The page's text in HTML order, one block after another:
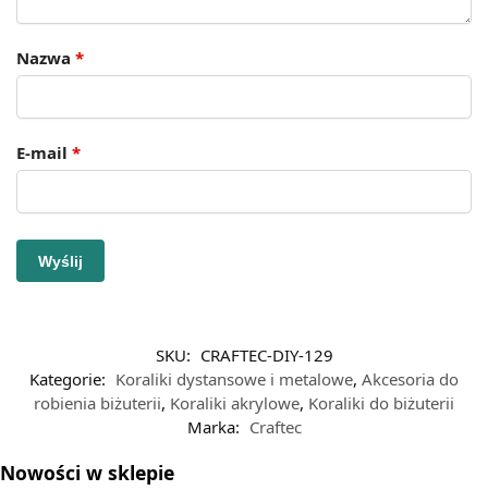
Nazwa *
E-mail *
SKU: CRAFTEC-DIY-129
Kategorie: Koraliki dystansowe i metalowe, Akcesoria do
robienia biżuterii, Koraliki akrylowe, Koraliki do biżuterii
Marka: Craftec
Nowości w sklepie